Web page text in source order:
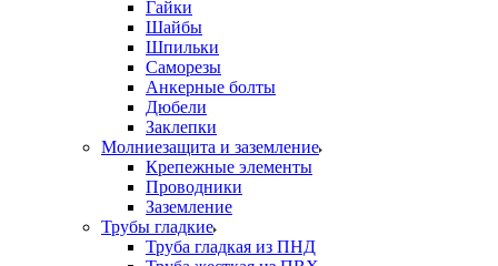
Гайки
Шайбы
Шпильки
Саморезы
Анкерные болты
Дюбели
Заклепки
Молниезащита и заземление
Крепежные элементы
Проводники
Заземление
Трубы гладкие
Труба гладкая из ПНД